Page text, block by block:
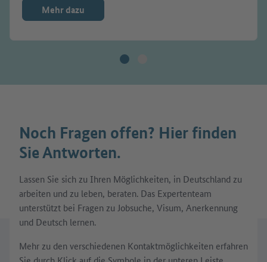
Mehr dazu
Noch Fragen offen? Hier finden
Sie Antworten.
Lassen Sie sich zu Ihren Möglichkeiten, in Deutschland zu
arbeiten und zu leben, beraten. Das Expertenteam
unterstützt bei Fragen zu Jobsuche, Visum, Anerkennung
und Deutsch lernen.
Mehr zu den verschiedenen Kontaktmöglichkeiten erfahren